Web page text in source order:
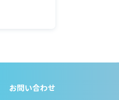
お問い合わせ